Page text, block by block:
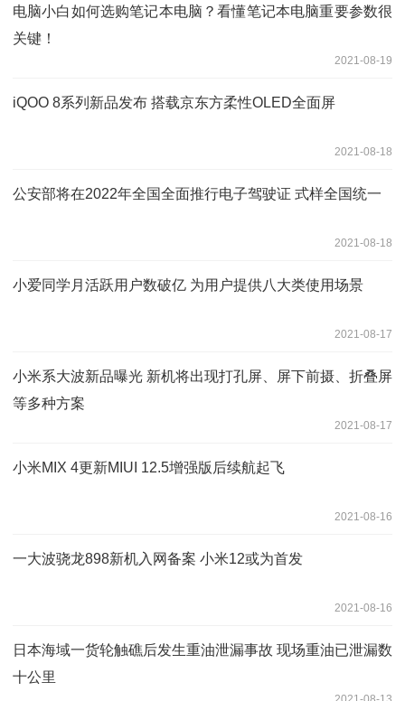
电脑小白如何选购笔记本电脑？看懂笔记本电脑重要参数很
关键！
2021-08-19
iQOO 8系列新品发布 搭载京东方柔性OLED全面屏
2021-08-18
公安部将在2022年全国全面推行电子驾驶证 式样全国统一
2021-08-18
小爱同学月活跃用户数破亿 为用户提供八大类使用场景
2021-08-17
小米系大波新品曝光 新机将出现打孔屏、屏下前摄、折叠屏
等多种方案
2021-08-17
小米MIX 4更新MIUI 12.5增强版后续航起飞
2021-08-16
一大波骁龙898新机入网备案 小米12或为首发
2021-08-16
日本海域一货轮触礁后发生重油泄漏事故 现场重油已泄漏数
十公里